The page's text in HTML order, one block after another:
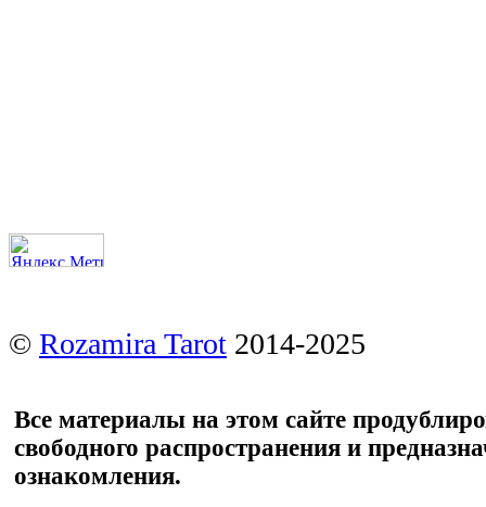
© Rozamira Tarot 2014-2025
Все материалы на этом сайте
свободного распространения и
ознакомления.